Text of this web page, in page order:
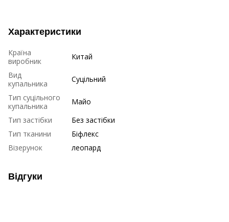
Характеристики
Країна
виробник
Китай
Вид
купальника
Суцільний
Тип суцільного
купальника
Майо
Тип застібки
Без застібки
Тип тканини
Біфлекс
Візерунок
леопард
Відгуки